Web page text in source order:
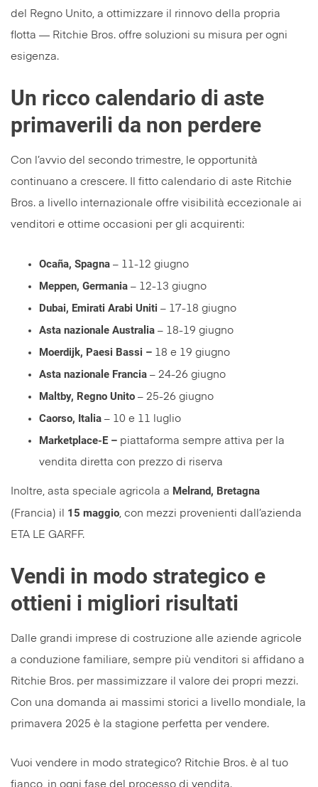
del Regno Unito, a ottimizzare il rinnovo della propria
flotta — Ritchie Bros. offre soluzioni su misura per ogni
esigenza.
Un ricco calendario di aste
primaverili da non perdere
Con l’avvio del secondo trimestre, le opportunità
continuano a crescere. Il fitto calendario di aste Ritchie
Bros. a livello internazionale offre visibilità eccezionale ai
venditori e ottime occasioni per gli acquirenti:
Ocaña, Spagna – 11-12 giugno
Meppen, Germania – 12-13 giugno
Dubai, Emirati Arabi Uniti – 17-18 giugno
Asta nazionale Australia – 18-19 giugno
Moerdijk, Paesi Bassi – 18 e 19 giugno
Asta nazionale Francia – 24-26 giugno
Maltby, Regno Unito – 25-26 giugno
Caorso, Italia – 10 e 11 luglio
Marketplace-E – piattaforma sempre attiva per la
vendita diretta con prezzo di riserva
Inoltre, asta speciale agricola a Melrand, Bretagna
(Francia) il 15 maggio, con mezzi provenienti dall’azienda
ETA LE GARFF.
Vendi in modo strategico e
ottieni i migliori risultati
Dalle grandi imprese di costruzione alle aziende agricole
a conduzione familiare, sempre più venditori si affidano a
Ritchie Bros. per massimizzare il valore dei propri mezzi.
Con una domanda ai massimi storici a livello mondiale, la
primavera 2025 è la stagione perfetta per vendere.
Vuoi vendere in modo strategico? Ritchie Bros. è al tuo
fianco, in ogni fase del processo di vendita.